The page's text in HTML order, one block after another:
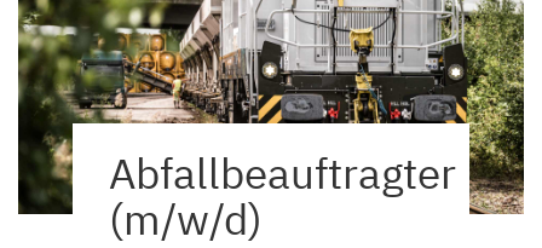
Abfallbeauftragter
(m/w/d)